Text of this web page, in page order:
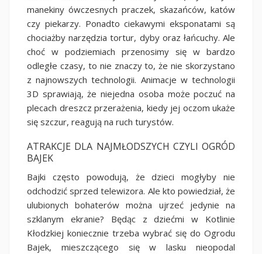
manekiny ówczesnych praczek, skazańców, katów
czy piekarzy. Ponadto ciekawymi eksponatami są
chociażby narzędzia tortur, dyby oraz łańcuchy. Ale
choć w podziemiach przenosimy się w bardzo
odległe czasy, to nie znaczy to, że nie skorzystano
z najnowszych technologii. Animacje w technologii
3D sprawiają, że niejedna osoba może poczuć na
plecach dreszcz przerażenia, kiedy jej oczom ukaże
się szczur, reagują na ruch turystów.
ATRAKCJE DLA NAJMŁODSZYCH CZYLI OGRÓD
BAJEK
Bajki często powodują, że dzieci mogłyby nie
odchodzić sprzed telewizora. Ale kto powiedział, że
ulubionych bohaterów można ujrzeć jedynie na
szklanym ekranie? Będąc z dziećmi w Kotlinie
Kłodzkiej koniecznie trzeba wybrać się do Ogrodu
Bajek, mieszczącego się w lasku nieopodal